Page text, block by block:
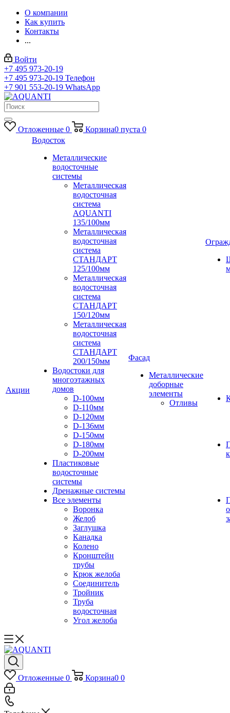
О компании
Как купить
Контакты
...
Войти
+7 495 973-20-19
+7 495 973-20-19 Телефон
+7 901 553-20-19 WhatsApp
Отложенные 0 Корзина0 пуста 0
Акции
Водосток
Металлические
водосточные
системы
Металлическая
водосточная
система
AQUANTI
135/100мм
Металлическая
водосточная
система
СТАНДАРТ
125/100мм
Металлическая
водосточная
система
СТАНДАРТ
150/120мм
Металлическая
водосточная
система
СТАНДАРТ
200/150мм
Водостоки для
многоэтажных
домов
D-100мм
D-110мм
D-120мм
D-136мм
D-150мм
D-180мм
D-200мм
Пластиковые
водосточные
системы
Дренажные системы
Все элементы
Воронка
Желоб
Заглушка
Канадка
Колено
Кронштейн
трубы
Крюк желоба
Соединитель
Тройник
Труба
водосточная
Угол желоба
Фасад
Металлические
доборные
элементы
Отливы
Отложенные 0 Корзина0 0